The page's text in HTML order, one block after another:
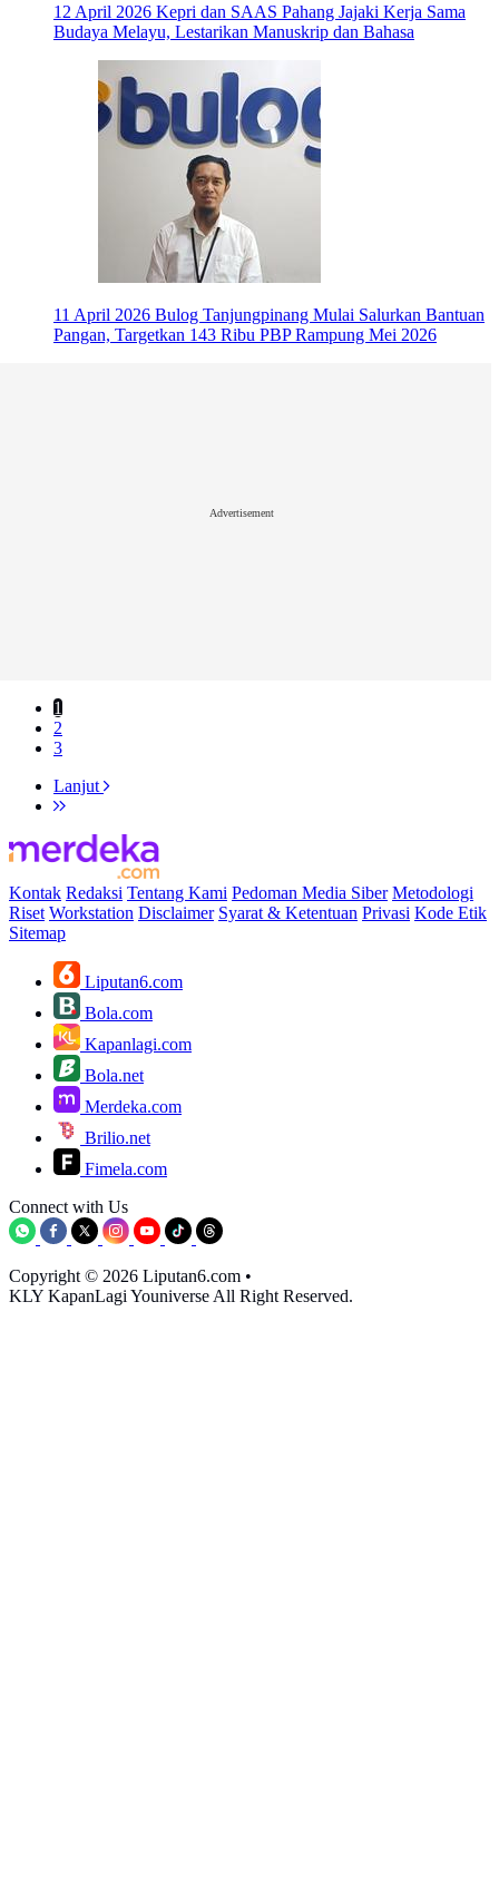
12 April 2026 Kepri dan SAAS Pahang Jajaki Kerja Sama
Budaya Melayu, Lestarikan Manuskrip dan Bahasa
11 April 2026 Bulog Tanjungpinang Mulai Salurkan Bantuan
Pangan, Targetkan 143 Ribu PBP Rampung Mei 2026
Advertisement
1
2
3
Lanjut
Kontak Redaksi Tentang Kami Pedoman Media Siber Metodologi
Riset Workstation Disclaimer Syarat & Ketentuan Privasi Kode Etik
Sitemap
Liputan6.com
Bola.com
Kapanlagi.com
Bola.net
Merdeka.com
Brilio.net
Fimela.com
Connect with Us
Copyright © 2026 Liputan6.com •
KLY KapanLagi Youniverse All Right Reserved.